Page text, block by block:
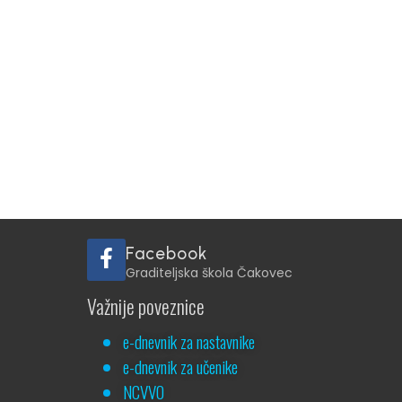
Facebook
Graditeljska škola Čakovec
Važnije poveznice
e-dnevnik za nastavnike
e-dnevnik za učenike
NCVVO